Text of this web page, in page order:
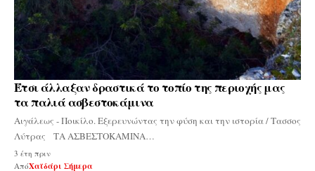
Έτσι άλλαξαν δραστικά το τοπίο της περιοχής μας
τα παλιά ασβεστοκάμινα
Αιγάλεως - Ποικίλο. Εξερευνώντας την φύση και την ιστορία / Τασσος
Λύτρας ΤΑ ΑΣΒΕΣΤΟΚΑΜΙΝΑ…
3 έτη πριν
ΑπόΧαϊδάρι Σήμερα